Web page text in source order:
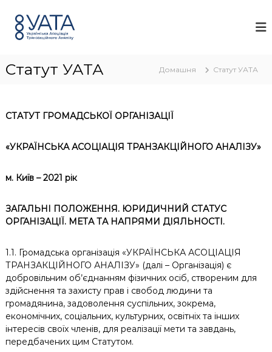
н
с
а
ц
я
т
р
н
а
к
ц
і
й
н
о
г
Статут УАТА Домашня Статут УАТА
СТАТУТ ГРОМАДСЬКОЇ ОРГАНІЗАЦІЇ
«УКРАЇНСЬКА АСОЦІАЦІЯ ТРАНЗАКЦІЙНОГО АНАЛІЗУ»
м. Київ – 2021 рік
ЗАГАЛЬНІ ПОЛОЖЕННЯ. ЮРИДИЧНИЙ СТАТУС
ОРГАНІЗАЦІЇ. МЕТА ТА НАПРЯМИ ДІЯЛЬНОСТІ.
1.1. Громадська організація «УКРАЇНСЬКА АСОЦІАЦІЯ
ТРАНЗАКЦІЙНОГО АНАЛІЗУ» (далі – Організація) є
добровільним об’єднанням фізичних осіб, створеним для
здійснення та захисту прав і свобод людини та
громадянина, задоволення суспільних, зокрема,
економічних, соціальних, культурних, освітніх та інших
інтересів своїх членів, для реалізації мети та завдань,
передбачених цим Статутом.